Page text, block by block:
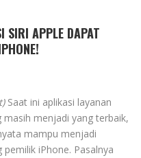
SIRI APPLE DAPAT
Saat ini aplikasi layanan
masih menjadi yang terbaik,
mampu menjadi
iPhone. Pasalnya